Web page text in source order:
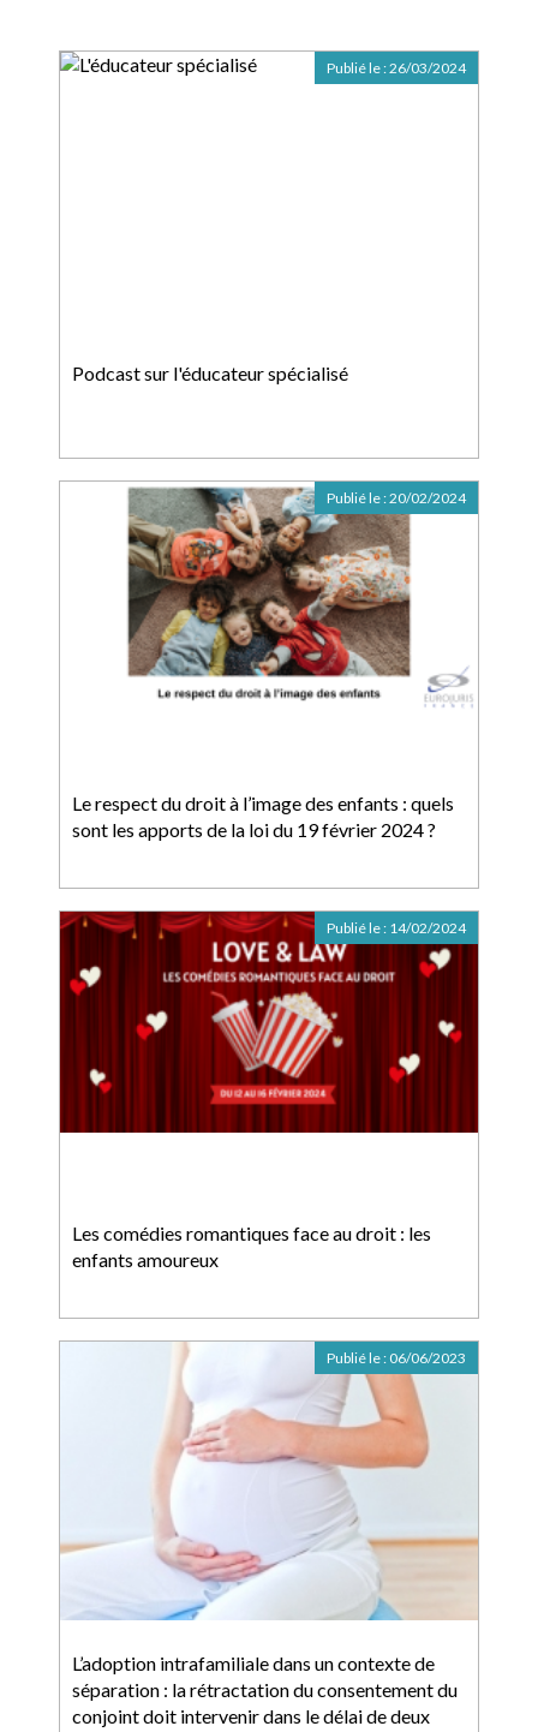
Podcast sur l'éducateur spécialisé
Publié le :26/03/2024
Le respect du droit à l’image des enfants : quels
sont les apports de la loi du 19 février 2024 ?
Publié le :20/02/2024
Les comédies romantiques face au droit : les
enfants amoureux
Publié le : 14/02/2024
L’adoption intrafamiliale dans un contexte de
séparation : la rétractation du consentement du
conjoint doit intervenir dans le délai de deux
Publié le : 06/06/2023